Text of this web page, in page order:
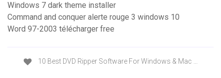
Windows 7 dark theme installer
Command and conquer alerte rouge 3 windows 10
Word 97-2003 télécharger free
10 Best DVD Ripper Software For Windows & Mac …